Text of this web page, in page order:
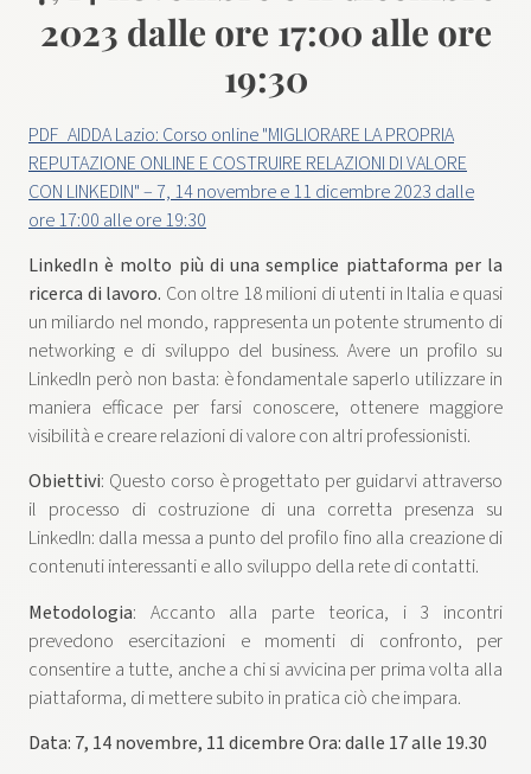
2023 dalle ore 17:00 alle ore
19:30
PDF_AIDDA Lazio: Corso online "MIGLIORARE LA PROPRIA
REPUTAZIONE ONLINE E COSTRUIRE RELAZIONI DI VALORE
CON LINKEDIN" – 7, 14 novembre e 11 dicembre 2023 dalle
ore 17:00 alle ore 19:30
LinkedIn è molto più di una semplice piattaforma per la
ricerca di lavoro. Con oltre 18 milioni di utenti in Italia e quasi
un miliardo nel mondo, rappresenta un potente strumento di
networking e di sviluppo del business. Avere un profilo su
LinkedIn però non basta: è fondamentale saperlo utilizzare in
maniera efficace per farsi conoscere, ottenere maggiore
visibilità e creare relazioni di valore con altri professionisti.
Obiettivi: Questo corso è progettato per guidarvi attraverso
il processo di costruzione di una corretta presenza su
LinkedIn: dalla messa a punto del profilo fino alla creazione di
contenuti interessanti e allo sviluppo della rete di contatti.
Metodologia: Accanto alla parte teorica, i 3 incontri
prevedono esercitazioni e momenti di confronto, per
consentire a tutte, anche a chi si avvicina per prima volta alla
piattaforma, di mettere subito in pratica ciò che impara.
Data: 7, 14 novembre, 11 dicembre Ora: dalle 17 alle 19.30